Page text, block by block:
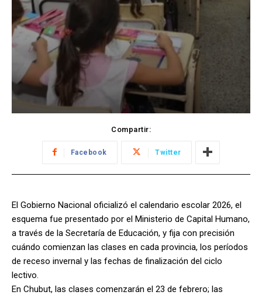
Compartir:
Facebook Twitter
El Gobierno Nacional oficializó el calendario escolar 2026, el
esquema fue presentado por el Ministerio de Capital Humano,
a través de la Secretaría de Educación, y fija con precisión
cuándo comienzan las clases en cada provincia, los períodos
de receso invernal y las fechas de finalización del ciclo
lectivo.
En Chubut, las clases comenzarán el 23 de febrero; las